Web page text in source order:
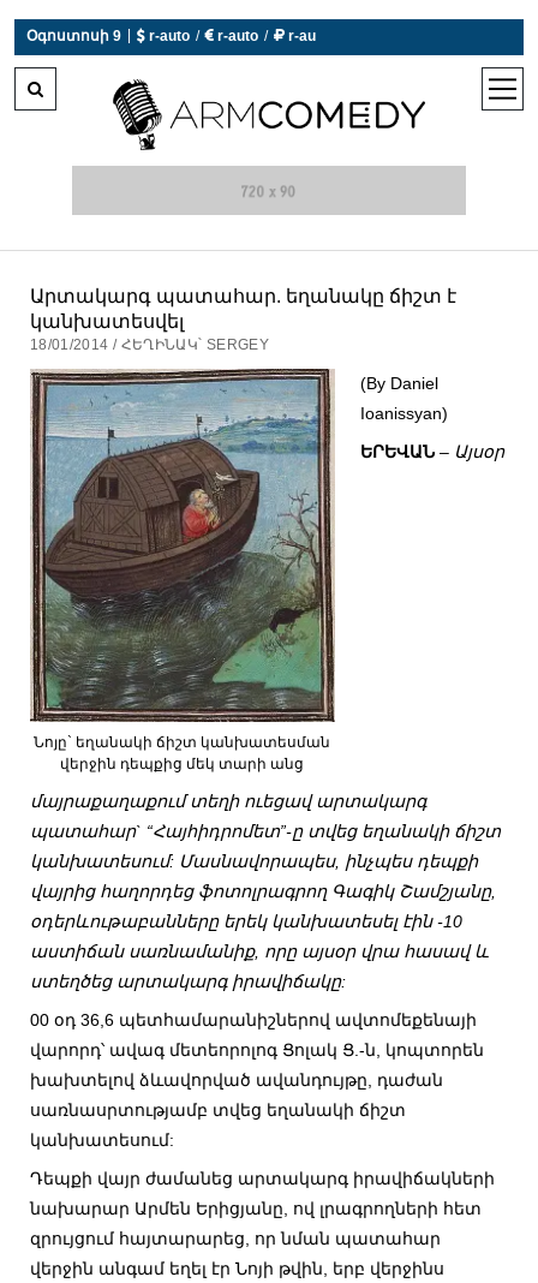
Օգոստոսի 9
 r-auto /  r-auto /  r-au
0°C  Եղանակն այսօր չի աշխատում
open
Արտակարգ պատահար. եղանակը ճիշտ է
կանխատեսվել
18/01/2014 / ՀԵՂԻՆԱԿ՝ SERGEY
Նոյը` եղանակի ճիշտ կանխատեսման
վերջին դեպքից մեկ տարի անց
(By Daniel
Ioanissyan)
ԵՐԵՎԱՆ – Այսօր
մայրաքաղաքում տեղի ուեցավ արտակարգ
պատահար` “Հայհիդրոմետ”-ը տվեց եղանակի ճիշտ
կանխատեսում: Մասնավորապես, ինչպես դեպքի
վայրից հաղորդեց ֆոտոլրագրող Գագիկ Շամշյանը,
օդերևութաբանները երեկ կանխատեսել էին -10
աստիճան սառնամանիք, որը այսօր վրա հասավ և
ստեղծեց արտակարգ իրավիճակը:
00 օդ 36,6 պետհամարանիշներով ավտոմեքենայի
վարորդ՝ ավագ մետեորոլոգ Ցոլակ Ց.-ն, կոպտորեն
խախտելով ձևավորված ավանդույթը, դաժան
սառնասրտությամբ տվեց եղանակի ճիշտ
կանխատեսում:
Դեպքի վայր ժամանեց արտակարգ իրավիճակների
նախարար Արմեն Երիցյանը, ով լրագրողների հետ
զրույցում հայտարարեց, որ նման պատահար
վերջին անգամ եղել էր Նոյի թվին, երբ վերջինս